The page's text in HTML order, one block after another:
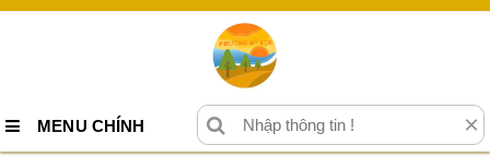
MENU CHÍNH ×